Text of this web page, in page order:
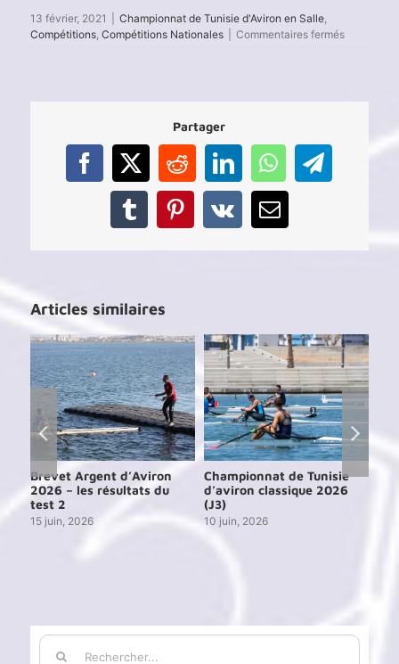
13 février, 2021 Championnat de Tunisie d'Aviron en Salle,
Compétitions, Compétitions Nationales Commentaires ferméssur
Partager
Facebook
X RedditLinkedInWhatsAppTelegram
TumblrPinterest
Vk Email
Articles similaires
Brevet Argent d’Aviron
2026 – les résultats du
test 2
15 juin, 2026
Championnat de Tunisie
d’aviron classique 2026
(J3)
10 juin, 2026
Rechercher: